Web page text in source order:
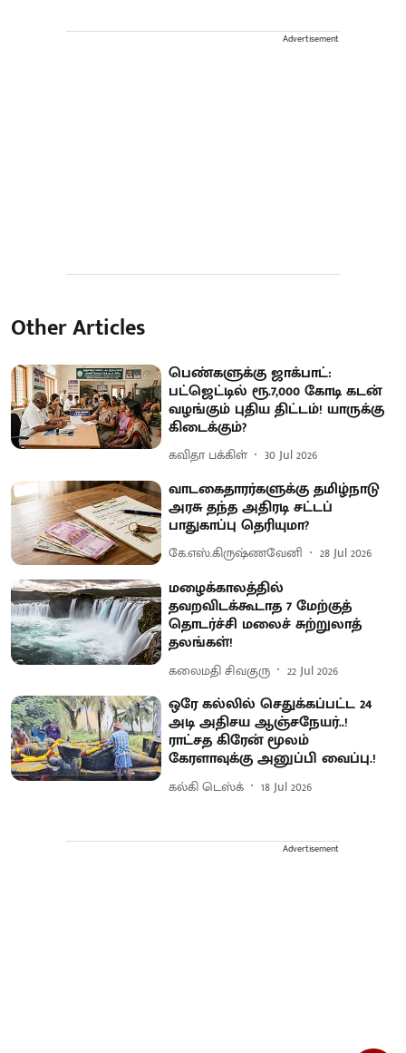
Advertisement
Other Articles
பெண்களுக்கு ஜாக்பாட்:
பட்ஜெட்டில் ரூ.7,000 கோடி கடன்
வழங்கும் புதிய திட்டம்! யாருக்கு
கிடைக்கும்?
கவிதா பக்கிள் 30 Jul 2026
வாடகைதாரர்களுக்கு தமிழ்நாடு
அரசு தந்த அதிரடி சட்டப்
பாதுகாப்பு தெரியுமா?
கே.எஸ்.கிருஷ்ணவேனி 28 Jul 2026
மழைக்காலத்தில்
தவறவிடக்கூடாத 7 மேற்குத்
தொடர்ச்சி மலைச் சுற்றுலாத்
தலங்கள்!
கலைமதி சிவகுரு 22 Jul 2026
ஒரே கல்லில் செதுக்கப்பட்ட 24
அடி அதிசய ஆஞ்சநேயர்..!
ராட்சத கிரேன் மூலம்
கேரளாவுக்கு அனுப்பி வைப்பு.!
கல்கி டெஸ்க் 18 Jul 2026
Advertisement